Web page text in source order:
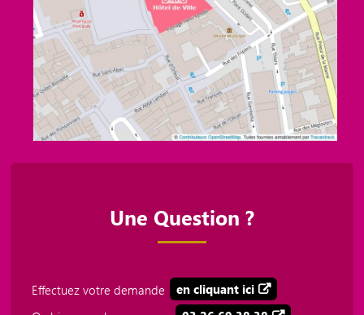
Une Question ?
Effectuez votre demande
en cliquant ici